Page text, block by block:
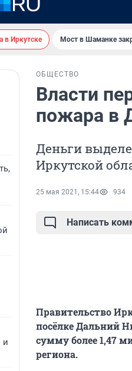
в Иркутске Мост в Шаманке
и
ОБЩЕСТВО
Власти
пожара в
Деньги
Иркутской
25 мая 2021, 15:44 934
Написать
Правительство
посёлке Дальний
сумму более 1,47
региона.